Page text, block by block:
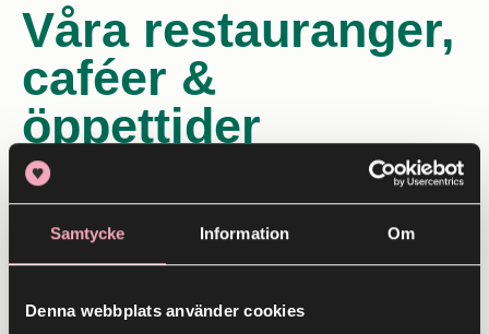
Samtycke Information Om
Denna webbplats använder cookies
Våra restauranger,
caféer &
öppettider
Alla
Middag